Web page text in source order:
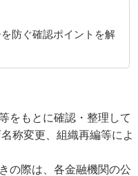
防ぐ確認ポイントを解
をもとに確認・整理して
称変更、組織再編等によ
の際は、各金融機関の公